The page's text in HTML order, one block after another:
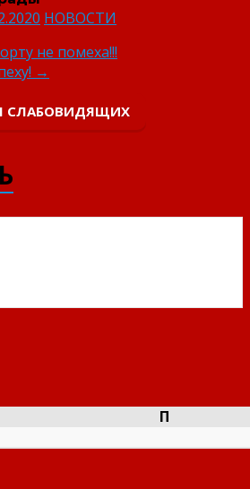
НОВОСТИ
не помеха!!!
→
СЛАБОВИДЯЩИХ
П